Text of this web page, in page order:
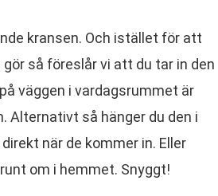
kransen. Och istället för att
så föreslår vi att du tar in den
väggen i vardagsrummet är
Alternativt så hänger du den i
när de kommer in. Eller
om i hemmet. Snyggt!